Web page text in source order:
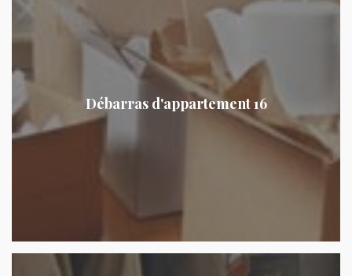
Débarras d'appartement 16